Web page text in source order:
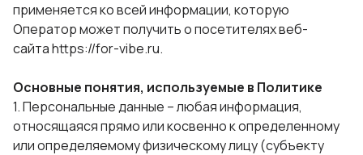
применяется ко всей информации, которую
Оператор может получить о посетителях веб-
сайта https://for-vibe.ru.
Основные понятия, используемые в Политике
1. Персональные данные – любая информация,
относящаяся прямо или косвенно к определенному
или определяемому физическому лицу (субъекту